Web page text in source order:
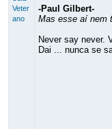
Veter
ano
-Paul Gilbert-
Mas esse aí nem
Never say never.
Dai ... nunca se